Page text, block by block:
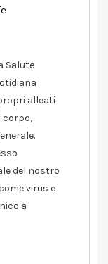
Salute
alleati
corpo,
del nostro
virus e
a